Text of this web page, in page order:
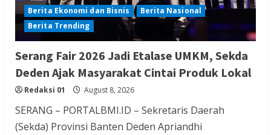
Berita Hiburan
Berita Lifestyle dan Insurance
Berita Terbaru
THM Masih Beroperasi di Cilegon, Warga
Keluhkan Dugaan Peredaran Miras di
Room Karaoke Berizin Restoran
Redaksi 01 August 8, 2026
Berita Ekonomi dan Bisnis
Berita Nasional
Berita Trending
Serang Fair 2026 Jadi Etalase UMKM, Sekda
Deden Ajak Masyarakat Cintai Produk Lokal
Redaksi 01 August 8, 2026
SERANG – PORTALBMI.ID – Sekretaris Daerah
(Sekda) Provinsi Banten Deden Apriandhi